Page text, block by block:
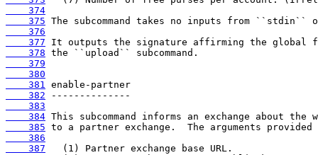
    374
    375
    376
    377
    378
    379
    380
    381
    382
    383
    384
    385
    386
    387